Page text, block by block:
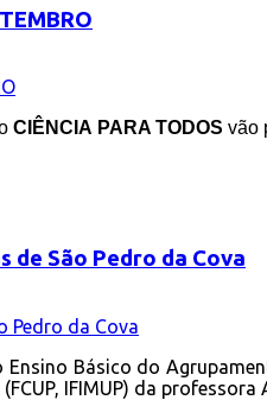
CIÊNCIA PARA TODOS vão
de São Pedro da Cova
Básico do
IFIMUP) da professora